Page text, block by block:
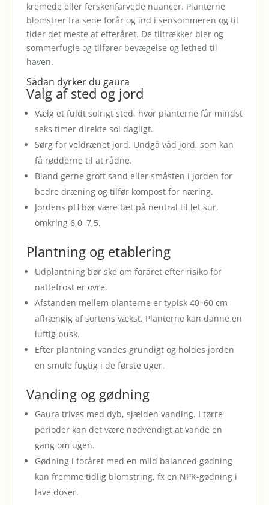
kremede eller ferskenfarvede nuancer. Planterne
blomstrer fra sene forår og ind i sensommeren og til
tider det meste af efteråret. De tiltrækker bier og
sommerfugle og tilfører bevægelse og lethed til
haven.
Sådan dyrker du gaura
Valg af sted og jord
Vælg et fuldt solrigt sted, hvor planterne får mindst
seks timer direkte sol dagligt.
Sørg for veldrænet jord. Undgå våd jord, som kan
få rødderne til at rådne.
Bland gerne groft sand eller småsten i jorden for
bedre dræning og tilfør kompost for næring.
Jordens pH bør være tæt på neutral til let sur,
omkring 6,0–7,5.
Plantning og etablering
Udplantning bør ske om foråret efter risiko for
nattefrost er ovre.
Afstanden mellem planterne er typisk 40–60 cm
afhængig af sortens vækst. Planterne kan danne en
luftig busk.
Efter plantning vandes grundigt og holdes jorden
en smule fugtig i de første uger.
Vanding og gødning
Gaura trives med dyb, sjælden vanding. I tørre
perioder kan det være nødvendigt at vande en
gang om ugen.
Gødning i foråret med en mild balanced gødning
kan fremme tidlig blomstring, fx en NPK-gødning i
lave doser.